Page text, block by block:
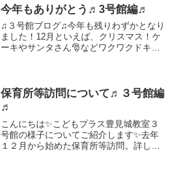
今年もありがとう♬3号館編♬
♫３号館ブログ♫今年も残りわずかとなり
ました！12月といえば、クリスマス！ケ
ーキやサンタさん🎅などワクワクドキド
ンタさん🎅いつ...
保育所等訪問について♬３号館編
♬
こんにちは✨こどもプラス豊見城教室３
号館の様子についてご紹介します✨去年
１２月から始めた保育所等訪問。詳しい